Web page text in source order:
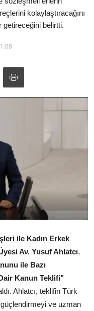
kolaylaştıracağını
getireceğini belirtti.
ile Kadın Erkek
Av. Yusuf Ahlatcı,
ile Bazı
Kanun Teklifi"
Ahlatcı, teklifin Türk
güçlendirmeyi ve uzman